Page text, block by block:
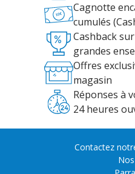
Cagnotte
cumulés
Cashback
grandes
Offres
magasin
Réponses à
24 heures
Contactez